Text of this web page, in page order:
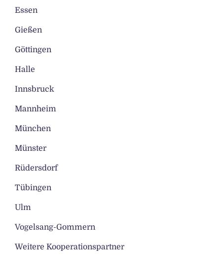
Essen
Gießen
Göttingen
Halle
Innsbruck
Mannheim
München
Münster
Rüdersdorf
Tübingen
Ulm
Vogelsang-Gommern
Weitere Kooperationspartner